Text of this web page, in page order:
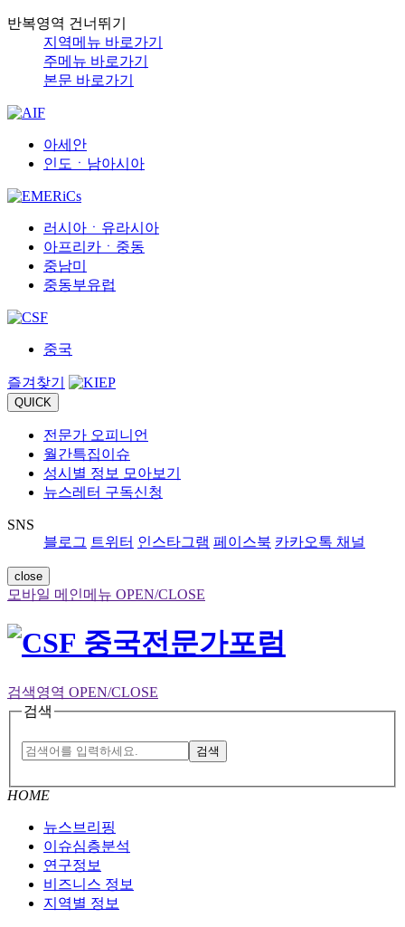
반복영역 건너뛰기
지역메뉴 바로가기
주메뉴 바로가기
본문 바로가기
아세안
인도ㆍ남아시아
러시아ㆍ유라시아
아프리카ㆍ중동
중남미
중동부유럽
중국
즐겨찾기
QUICK
전문가 오피니언
월간특집이슈
성시별 정보 모아보기
뉴스레터 구독신청
SNS
블로그 트위터 인스타그램 페이스북 카카오톡 채널
close
모바일 메인메뉴 OPEN/CLOSE
검색영역 OPEN/CLOSE
검색
검색
HOME
뉴스브리핑
이슈심층분석
연구정보
비즈니스 정보
지역별 정보